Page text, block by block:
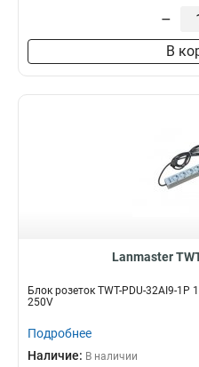
–
В
Lanmaster
Блок розеток TWT-PDU-32AI9-
250V
Подробнее
Наличие: В наличии